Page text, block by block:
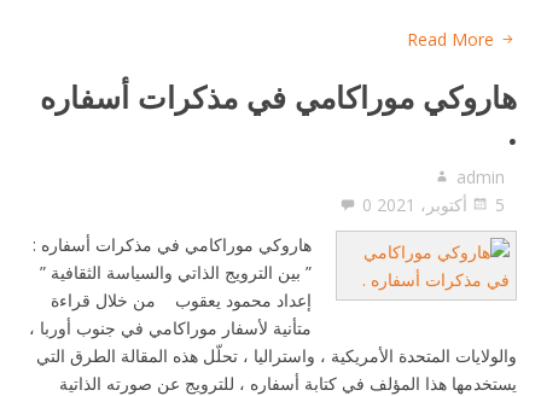
Read More
هاروكي موراكامي في مذكرات أسفاره
.
admin
5 أكتوبر، 2021
0
هاروكي موراكامي في مذكرات أسفاره :
” بين الترويج الذاتي والسياسة الثقافية ”
إعداد محمود يعقوب من خلال قراءة
متأنية لأسفار موراكامي في جنوب أوربا ،
والولايات المتحدة الأمريكية ، واستراليا ، تحلّل هذه المقالة الطرق التي
يستخدمها هذا المؤلف في كتابة أسفاره ، للترويج عن صورته الذاتية